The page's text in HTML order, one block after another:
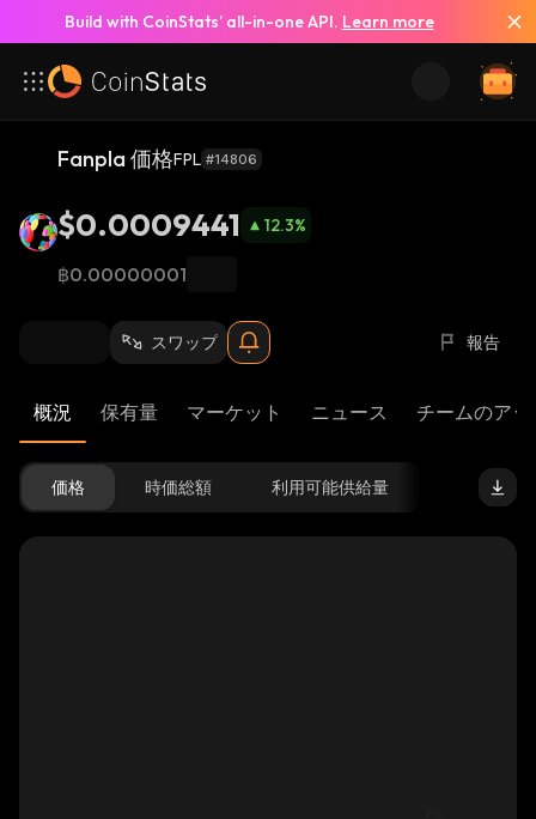
Build with CoinStats’ all-in-one API. Learn more
Fanpla 価格FPL #14806
$0.0009441 12.3%
฿0.00000001
スワップ 報告
概況 保有量 マーケット ニュース チームのア
価格 時価総額 利用可能供給量